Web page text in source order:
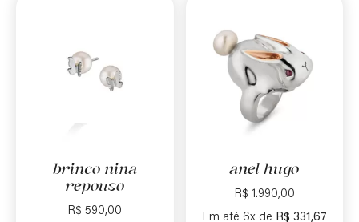
brinco nina
repouso
R$ 590,00
anel hugo
R$ 1.990,00
Em até 6x de R$ 331,67